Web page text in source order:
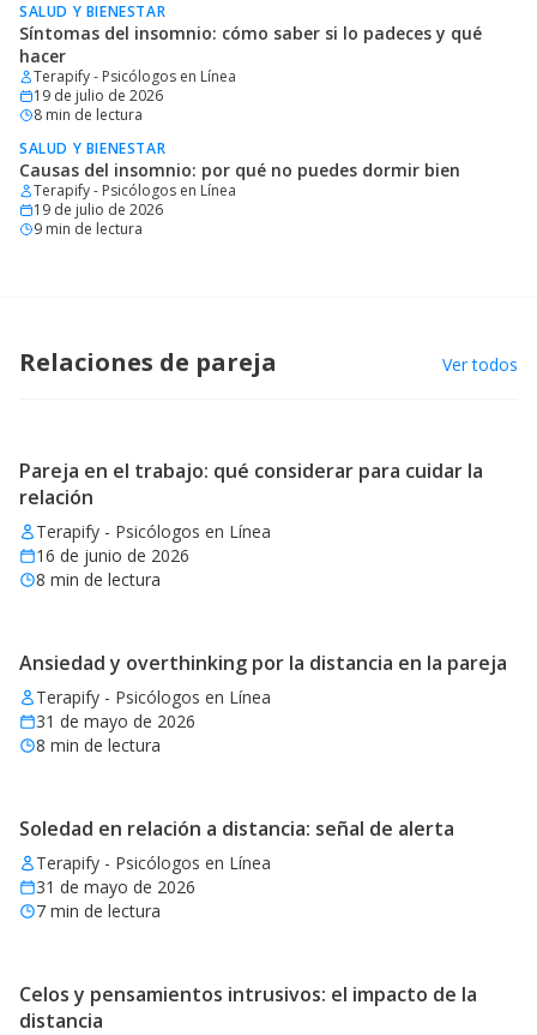
SALUD Y BIENESTAR
Síntomas del insomnio: cómo saber si lo padeces y qué
hacer
Terapify - Psicólogos en Línea
19 de julio de 2026
8 min de lectura
SALUD Y BIENESTAR
Causas del insomnio: por qué no puedes dormir bien
Terapify - Psicólogos en Línea
19 de julio de 2026
9 min de lectura
Relaciones de pareja Ver todos
Pareja en el trabajo: qué considerar para cuidar la
relación
Terapify - Psicólogos en Línea
16 de junio de 2026
8 min de lectura
Ansiedad y overthinking por la distancia en la pareja
Terapify - Psicólogos en Línea
31 de mayo de 2026
8 min de lectura
Soledad en relación a distancia: señal de alerta
Terapify - Psicólogos en Línea
31 de mayo de 2026
7 min de lectura
Celos y pensamientos intrusivos: el impacto de la
distancia